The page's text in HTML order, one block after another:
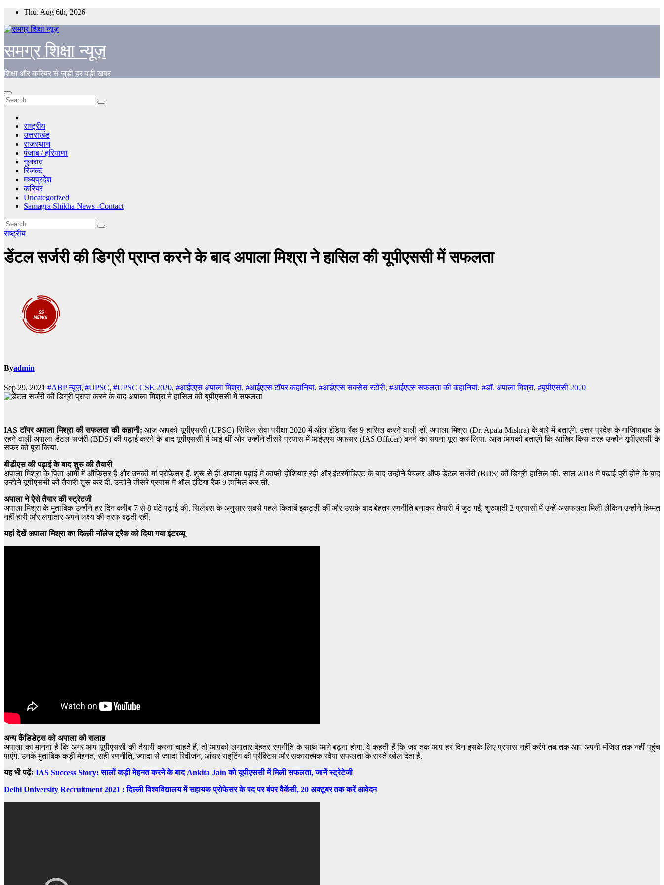
Skip
content
Thu. Aug 6th, 2026
समग्र शिक्षा न्यूज़
शिक्षा और करियर से जुड़ी हर बड़ी खबर
राष्ट्रीय
उत्तराखंड
राजस्थान
पंजाब / हरियाणा
गुजरात
रिजल्ट
मध्यप्रदेश
करियर
Uncategorized
Samagra Shikha News -Contact
राष्ट्रीय
डेंटल सर्जरी की डिग्री प्राप्त करने के बाद अपाला मिश्रा ने हासिल की यूपीएससी में सफलता
Byadmin
Sep 29, 2021 #ABP न्यूज़, #UPSC, #UPSC CSE 2020, #आईएएस अपाला मिश्रा, #आईएएस टॉपर कहानियां, #आईएएस सक्सेस स्टोरी, #आईएएस सफलता की कहानियां, #डॉ. अपाला मिश्रा, #यूपीएससी 2020
IAS टॉपर अपाला मिश्रा की सफलता की कहानी: आज आपको यूपीएससी (UPSC) सिविल सेवा परीक्षा 2020 में ऑल इंडिया रैंक 9 हासिल करने वाली डॉ. अपाला मिश्रा (Dr. Apala Mishra) के बारे में बताएंगे. उत्तर प्रदेश के गाजियाबाद के
रहने वाली अपाला डेंटल सर्जरी (BDS) की पढ़ाई करने के बाद यूपीएससी में आई थीं और उन्होंने तीसरे प्रयास में आईएएस अफसर (IAS Officer) बनने का सपना पूरा कर लिया. आज आपको बताएंगे कि आखिर किस तरह उन्होंने यूपीएससी के
सफर को पूरा किया.
बीडीएस की पढ़ाई के बाद शुरू की तैयारी
अपाला मिश्रा के पिता आर्मी में ऑफिसर हैं और उनकी मां प्रोफेसर हैं. शुरू से ही अपाला पढ़ाई में काफी होशियार रहीं और इंटरमीडिएट के बाद उन्होंने बैचलर ऑफ डेंटल सर्जरी (BDS) की डिग्री हासिल की. साल 2018 में पढ़ाई पूरी होने के बाद
उन्होंने यूपीएससी की तैयारी शुरू कर दी. उन्होंने तीसरे प्रयास में ऑल इंडिया रैंक 9 हासिल कर ली.
अपाला ने ऐसे तैयार की स्ट्रेटजी
अपाला मिश्रा के मुताबिक उन्होंने हर दिन करीब 7 से 8 घंटे पढ़ाई की. सिलेबस के अनुसार सबसे पहले किताबें इकट्ठी कीं और उसके बाद बेहतर रणनीति बनाकर तैयारी में जुट गईं. शुरुआती 2 प्रयासों में उन्हें असफलता मिली लेकिन उन्होंने हिम्मत
नहीं हारी और लगातार अपने लक्ष्य की तरफ बढ़ती रहीं.
यहां देखें अपाला मिश्रा का दिल्ली नॉलेज ट्रैक को दिया गया इंटरव्यू
अन्य कैंडिडेट्स को अपाला की सलाह
अपाला का मानना है कि अगर आप यूपीएससी की तैयारी करना चाहते हैं, तो आपको लगातार बेहतर रणनीति के साथ आगे बढ़ना होगा. वे कहती हैं कि जब तक आप हर दिन इसके लिए प्रयास नहीं करेंगे तब तक आप अपनी मंजिल तक नहीं पहुंच
पाएंगे. उनके मुताबिक कड़ी मेहनत, सही रणनीति, ज्यादा से ज्यादा रिवीजन, आंसर राइटिंग की प्रैक्टिस और सकारात्मक रवैया सफलता के रास्ते खोल देता है.
यह भी पढ़ेंः IAS Success Story: सालों कड़ी मेहनत करने के बाद Ankita Jain को यूपीएससी में मिली सफलता, जानें स्ट्रेटेजी
Delhi University Recruitment 2021 : दिल्ली विश्वविद्यालय में सहायक प्रोफेसर के पद पर बंपर वैकेंसी, 20 अक्टूबर तक करें आवेदन